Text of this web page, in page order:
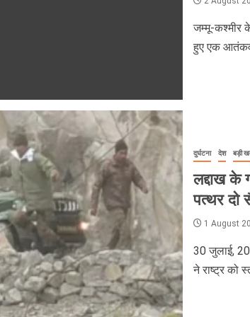
जम्मू-कश्मीर
हुए एक
दुर्घटना देश बड़ी
लद्दाख के
पत्थर दो
1 August
30 जुलाई,
ने राष्ट्र को